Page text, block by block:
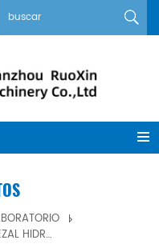
PROBADOR DE CABEZAL HIDROSTÁTICO DE PRUEBA DE PRESIÓN DE PAPEL DE TELA NO TEJIDA